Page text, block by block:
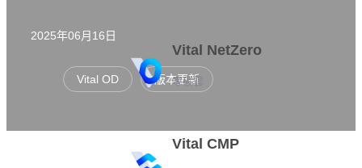
Vital NetZero
零碳雲
Vital CMP
2025年06月16日
Vital OD 版本更新